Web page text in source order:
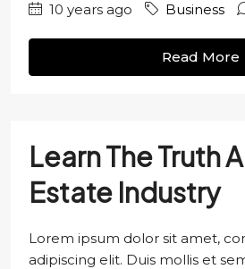
10 years ago Business
Read More
Learn The Truth
Estate Industry
Lorem ipsum dolor sit amet,
adipiscing elit. Duis mollis et